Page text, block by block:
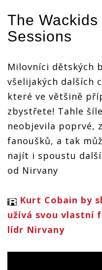
The
Sessions
Milovníci dětských
všelijakých dalších
které ve většině
zbystřete! Tahle
neobjevila poprvé,
fanoušků, a tak
najít i spoustu
od Nirvany
Kurt Cobain by
užívá svou vlastní
lídr Nirvany